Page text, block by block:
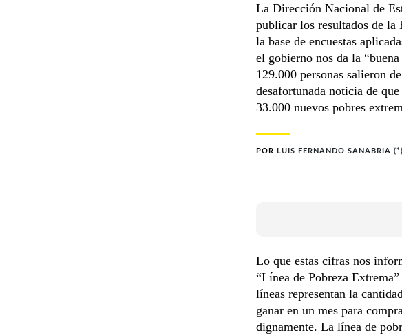
La Dirección Nacional de
publicar los resultados de la
la base de encuestas
el gobierno nos da la
129.000 personas salieron
desafortunada noticia de
33.000 nuevos pobres
POR LUIS FERNANDO SANABRIA (*)
Lo que estas cifras nos
“Línea de Pobreza
líneas representan la
ganar en un mes para
dignamente. La línea de